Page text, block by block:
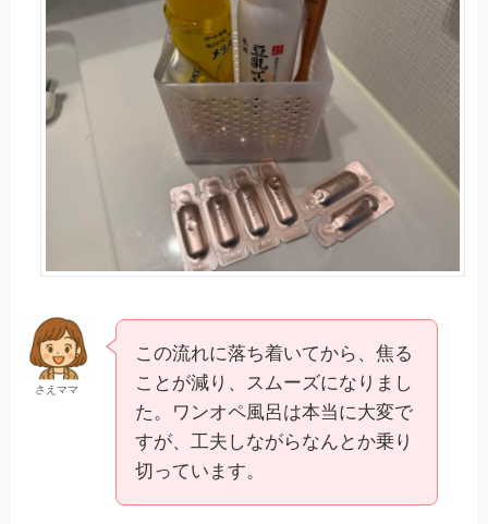
さえママ
この流れに落ち着いてから、焦る
ことが減り、スムーズになりまし
た。ワンオペ風呂は本当に大変で
すが、工夫しながらなんとか乗り
切っています。